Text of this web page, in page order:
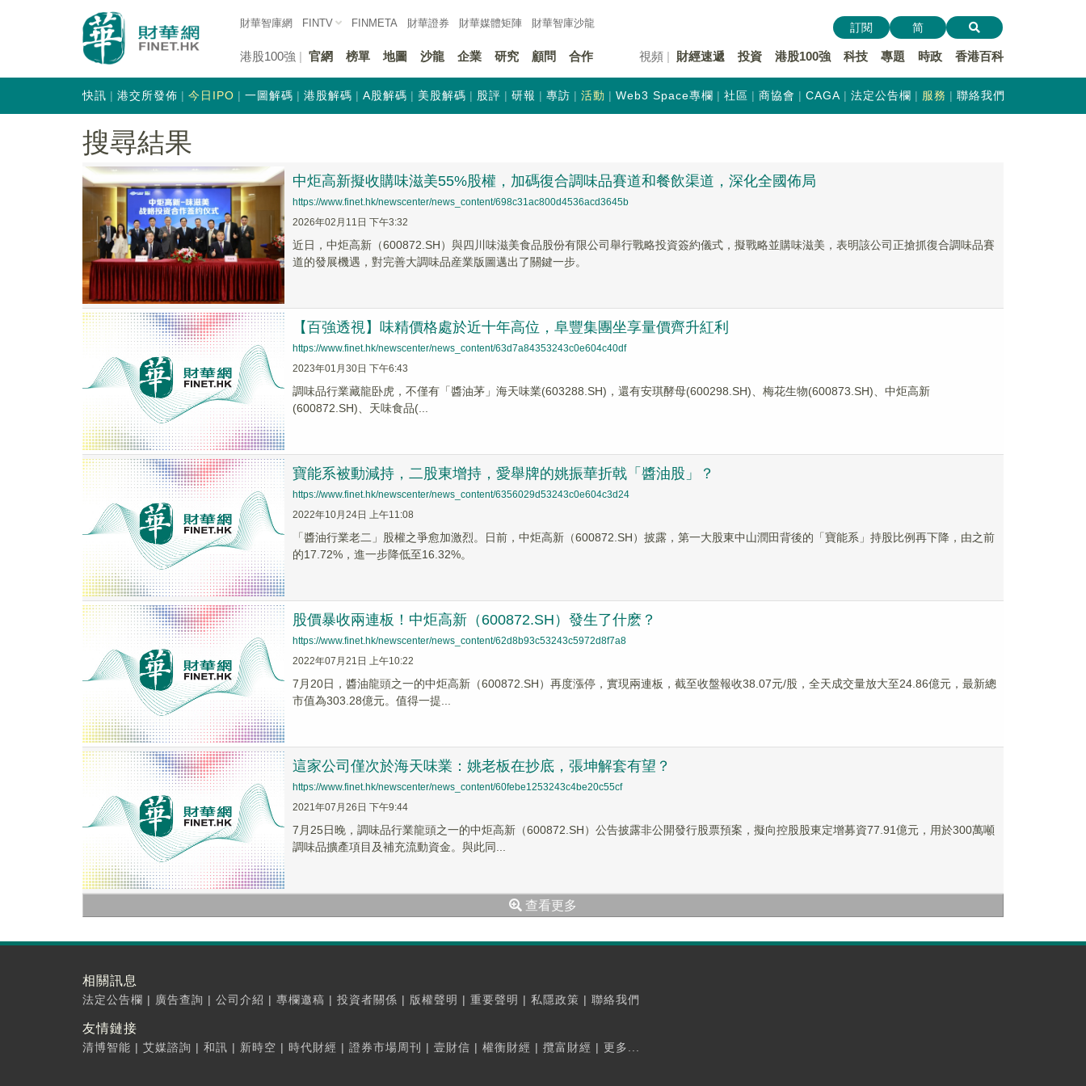
財華智庫網 FINTV FINMETA 財華證券 財華媒體矩陣 財華智庫沙龍
港股100強 官網 榜單 地圖 沙龍 企業 研究 顧問 合作 視頻 財經速遞 投資 港股100強 科技 專題 時政 香港百科
訂閱 简
快訊 港交所發佈 今日IPO 一圖解碼 港股解碼 A股解碼 美股解碼 股評 研報 專訪 活動 Web3 Space專欄 社區 商協會 CAGA 法定公告欄 服務 聯絡我們
搜尋結果
中炬高新擬收購味滋美55%股權，加碼復合調味品賽道和餐飲渠道，深化全國佈局
https://www.finet.hk/newscenter/news_content/698c31ac800d4536acd3645b
2026年02月11日 下午3:32
近日，中炬高新（600872.SH）與四川味滋美食品股份有限公司舉行戰略投資簽約儀式，擬戰略並購味滋美，表明該公司正搶抓復合調味品賽
道的發展機遇，對完善大調味品産業版圖邁出了關鍵一步。
【百強透視】味精價格處於近十年高位，阜豐集團坐享量價齊升紅利
https://www.finet.hk/newscenter/news_content/63d7a84353243c0e604c40df
2023年01月30日 下午6:43
調味品行業藏龍卧虎，不僅有「醬油茅」海天味業(603288.SH)，還有安琪酵母(600298.SH)、梅花生物(600873.SH)、中炬高新
(600872.SH)、天味食品(...
寶能系被動減持，二股東增持，愛舉牌的姚振華折戟「醬油股」？
https://www.finet.hk/newscenter/news_content/6356029d53243c0e604c3d24
2022年10月24日 上午11:08
「醬油行業老二」股權之爭愈加激烈。日前，中炬高新（600872.SH）披露，第一大股東中山潤田背後的「寶能系」持股比例再下降，由之前
的17.72%，進一步降低至16.32%。
股價暴收兩連板！中炬高新（600872.SH）發生了什麽？
https://www.finet.hk/newscenter/news_content/62d8b93c53243c5972d8f7a8
2022年07月21日 上午10:22
7月20日，醬油龍頭之一的中炬高新（600872.SH）再度漲停，實現兩連板，截至收盤報收38.07元/股，全天成交量放大至24.86億元，最新總
市值為303.28億元。值得一提...
這家公司僅次於海天味業：姚老板在抄底，張坤解套有望？
https://www.finet.hk/newscenter/news_content/60febe1253243c4be20c55cf
2021年07月26日 下午9:44
7月25日晚，調味品行業龍頭之一的中炬高新（600872.SH）公告披露非公開發行股票預案，擬向控股股東定增募資77.91億元，用於300萬噸
調味品擴產項目及補充流動資金。與此同...
查看更多
相關訊息
法定公告欄 | 廣告查詢 | 公司介紹 | 專欄邀稿 | 投資者關係 | 版權聲明 | 重要聲明 | 私隱政策 | 聯絡我們
友情鏈接
清博智能 | 艾媒諮詢 | 和訊 | 新時空 | 時代財經 | 證券市場周刊 | 壹財信 | 權衡財經 | 攬富財經 | 更多...